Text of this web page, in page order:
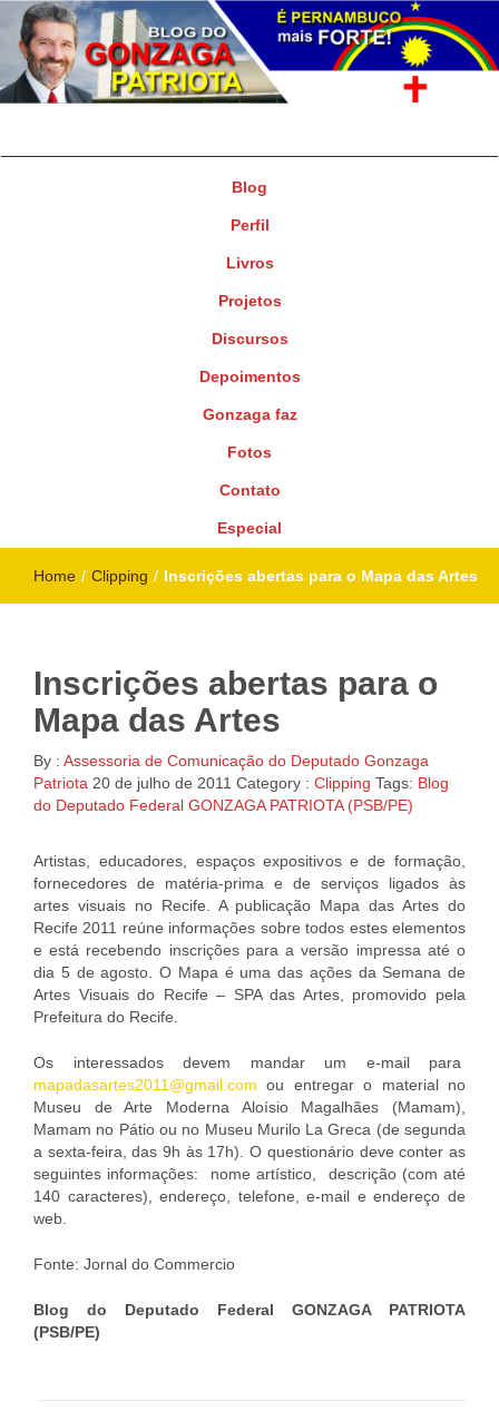
Blog
Perfil
Livros
Projetos
Discursos
Depoimentos
Gonzaga faz
Fotos
Contato
Especial
Home / Clipping / Inscrições abertas para o Mapa das Artes
Inscrições abertas para o
Mapa das Artes
By : Assessoria de Comunicação do Deputado Gonzaga
Patriota 20 de julho de 2011 Category : Clipping Tags: Blog
do Deputado Federal GONZAGA PATRIOTA (PSB/PE)
Artistas, educadores, espaços expositivos e de formação,
fornecedores de matéria-prima e de serviços ligados às
artes visuais no Recife. A publicação Mapa das Artes do
Recife 2011 reúne informações sobre todos estes elementos
e está recebendo inscrições para a versão impressa até o
dia 5 de agosto. O Mapa é uma das ações da Semana de
Artes Visuais do Recife – SPA das Artes, promovido pela
Prefeitura do Recife.
Os interessados devem mandar um e-mail para
mapadasartes2011@gmail.com ou entregar o material no
Museu de Arte Moderna Aloísio Magalhães (Mamam),
Mamam no Pátio ou no Museu Murilo La Greca (de segunda
a sexta-feira, das 9h às 17h). O questionário deve conter as
seguintes informações: nome artístico, descrição (com até
140 caracteres), endereço, telefone, e-mail e endereço de
web.
Fonte: Jornal do Commercio
Blog do Deputado Federal GONZAGA PATRIOTA
(PSB/PE)